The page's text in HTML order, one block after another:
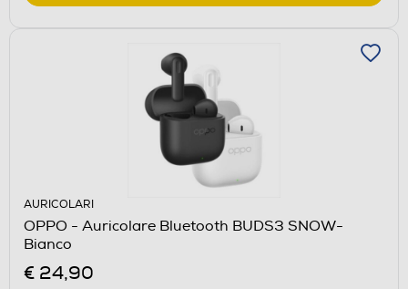
AURICOLARI
OPPO - Auricolare Bluetooth BUDS3 SNOW-
Bianco
€ 24,90